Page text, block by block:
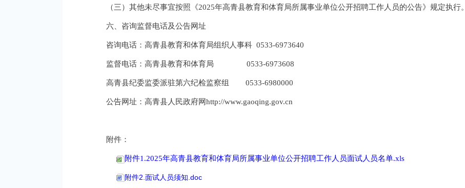
（三）其他未尽事宜按照《2025年高青县教育和体育局所属事业单位公开招聘工作人员的公告》规定执行。
六、咨询监督电话及公告网址
咨询电话：高青县教育和体育局组织人事科 0533-6973640
监督电话：高青县教育和体育局 0533-6973608
高青县纪委监委派驻第六纪检监察组 0533-6980000
公告网址：高青县人民政府网http://www.gaoqing.gov.cn
附件：
附件1.2025年高青县教育和体育局所属事业单位公开招聘工作人员面试人员名单.xls
附件2.面试人员须知.doc